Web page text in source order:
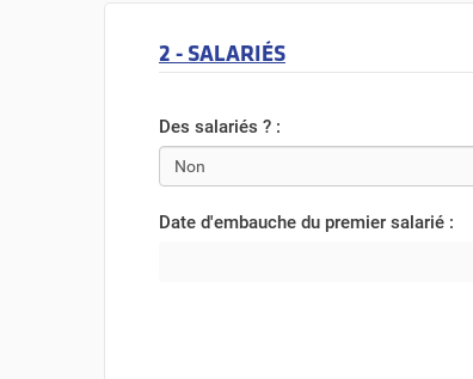
2 - SALARIÉS
Des salariés ? :
Date d'embauche du premier salarié :